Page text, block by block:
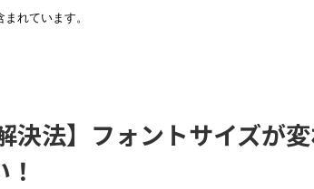
れています。
決法】フォントサイズが